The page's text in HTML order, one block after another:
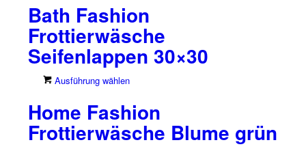
Bath Fashion
Frottierwäsche
Seifenlappen 30×30
Ausführung wählen
weist
mehrere
Varianten
Home Fashion
Frottierwäsche Blume grün